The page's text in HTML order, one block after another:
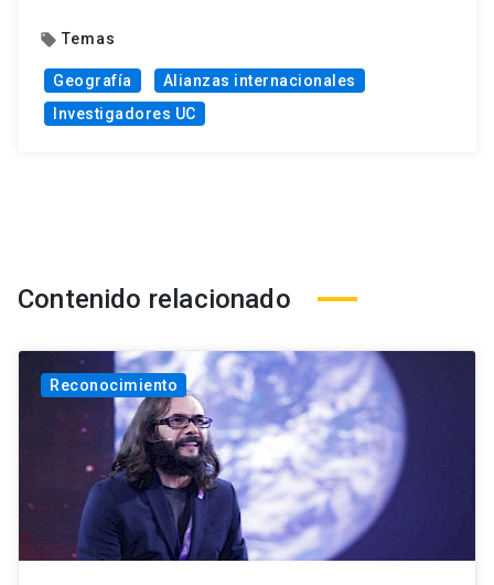
local_offer Temas
Geografía
Alianzas internacionales
Investigadores UC
Contenido relacionado
Reconocimiento